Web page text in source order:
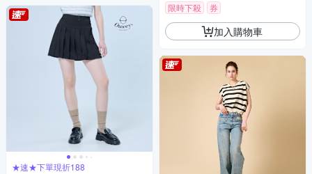
★速★下單現折188
限時下殺 券
加入購物車